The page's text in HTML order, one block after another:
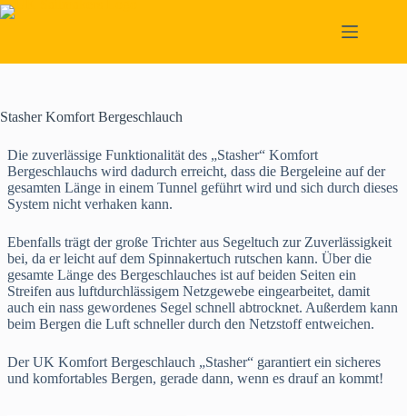
Skip
to
Stasher Komfort Bergeschlauch
Die zuverlässige Funktionalität des „Stasher“ Komfort
Bergeschlauchs wird dadurch erreicht, dass die Bergeleine auf der
gesamten Länge in einem Tunnel geführt wird und sich durch dieses
System nicht verhaken kann.
Ebenfalls trägt der große Trichter aus Segeltuch zur Zuverlässigkeit
bei, da er leicht auf dem Spinnakertuch rutschen kann. Über die
gesamte Länge des Bergeschlauches ist auf beiden Seiten ein
Streifen aus luftdurchlässigem Netzgewebe eingearbeitet, damit
auch ein nass gewordenes Segel schnell abtrocknet. Außerdem kann
beim Bergen die Luft schneller durch den Netzstoff entweichen.
Der UK Komfort Bergeschlauch „Stasher“ garantiert ein sicheres
und komfortables Bergen, gerade dann, wenn es drauf an kommt!